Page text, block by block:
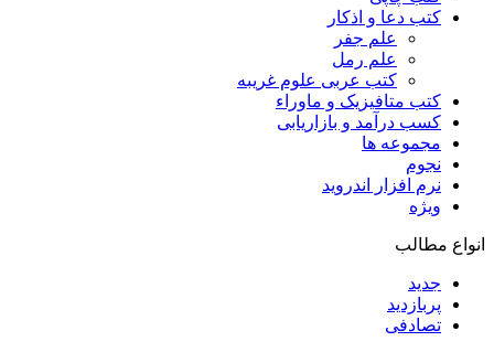
کتب دعا و اذکار
علم جفر
علم رمل
کتب عربی علوم غریبه
کتب متافیزیک و ماوراء
کسب درآمد و بازاریابی
مجموعه ها
نجوم
نرم افزار اندروید
ویژه
انواع مطالب
جدید
پربازدید
تصادفی